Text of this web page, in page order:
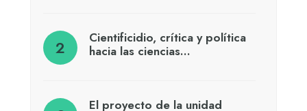
Cientificidio, crítica y política
hacia las ciencias…
El proyecto de la unidad